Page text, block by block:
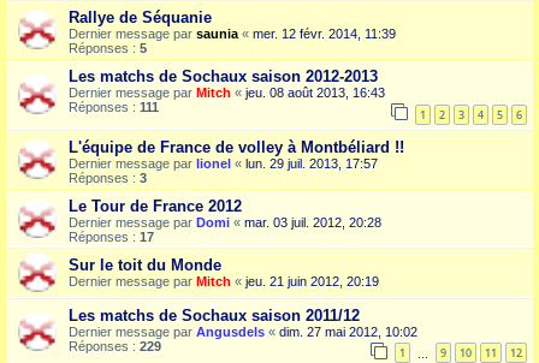
Rallye de Séquanie
Dernier message par saunia « mer. 12 févr. 2014, 11:39
Réponses : 5
Les matchs de Sochaux saison 2012-2013
Dernier message par Mitch « jeu. 08 août 2013, 16:43
Réponses : 111 1 2 3 4 5 6
L'équipe de France de volley à Montbéliard !!
Dernier message par lionel « lun. 29 juil. 2013, 17:57
Réponses : 3
Le Tour de France 2012
Dernier message par Domi « mar. 03 juil. 2012, 20:28
Réponses : 17
Sur le toit du Monde
Dernier message par Mitch « jeu. 21 juin 2012, 20:19
Les matchs de Sochaux saison 2011/12
Dernier message par Angusdels « dim. 27 mai 2012, 10:02
Réponses : 229 1 9 10 11 12